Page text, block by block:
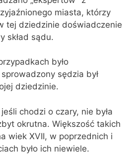
miasta, którzy
tej dziedzinie doświadczenie
skład sądu.
było
sędzia był
dziedzinie.
chodzi o czary, nie była
okrutna. Większość takich
wiek XVII, w poprzednich i
było ich niewiele.